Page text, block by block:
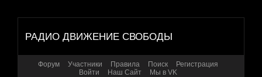
РАДИО ДВИЖЕНИЕ СВОБОДЫ
Форум Участники Правила Поиск
Регистрация
Войти
Наш Сайт Мы в VK